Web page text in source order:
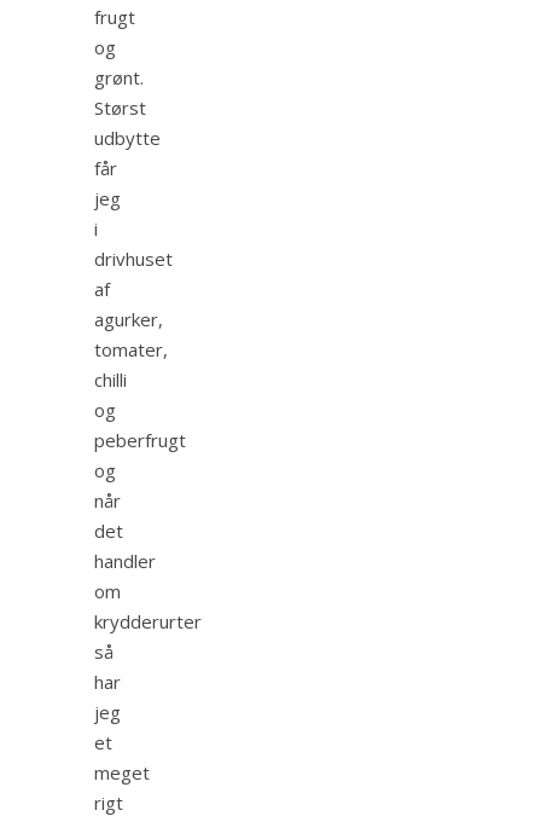
frugt
og
grønt.
Størst
udbytte
får
jeg
i
drivhuset
af
agurker,
tomater,
chilli
og
peberfrugt
og
når
det
handler
om
krydderurter
så
har
jeg
et
meget
rigt